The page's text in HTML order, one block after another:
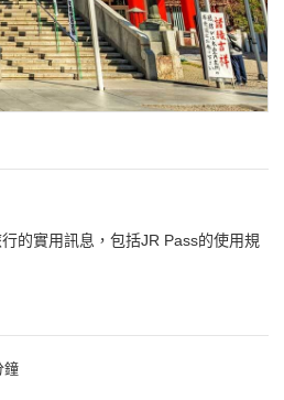
的實用訊息，包括JR Pass的使用規
鐘